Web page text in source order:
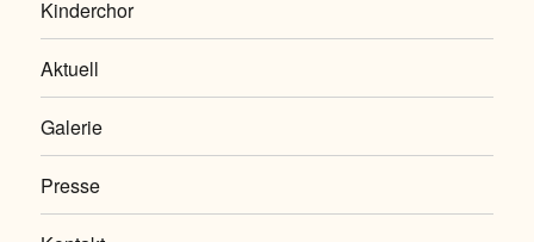
Kinderchor
Aktuell
Galerie
Presse